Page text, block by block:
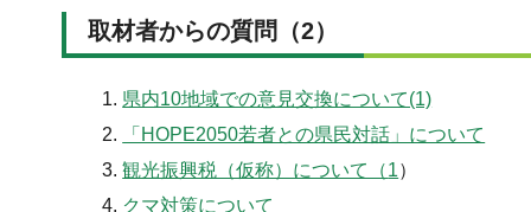
取材者からの質問（2）
県内10地域での意見交換について(1)
「HOPE2050若者との県民対話」について
観光振興税（仮称）について（1）
クマ対策について